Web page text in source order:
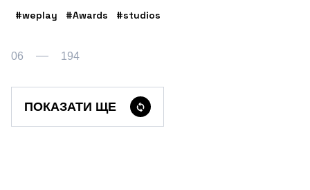
#weplay #Awards #studios
ПОКАЗАТИ ЩЕ
06 194